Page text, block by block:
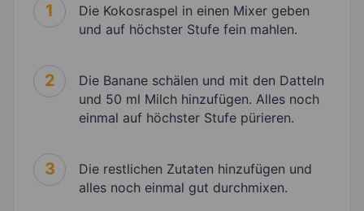
1
Die Kokosraspel in einen Mixer geben
und auf höchster Stufe fein mahlen.
2
Die Banane schälen und mit den Datteln
und 50 ml Milch hinzufügen. Alles noch
einmal auf höchster Stufe pürieren.
3
Die restlichen Zutaten hinzufügen und
alles noch einmal gut durchmixen.